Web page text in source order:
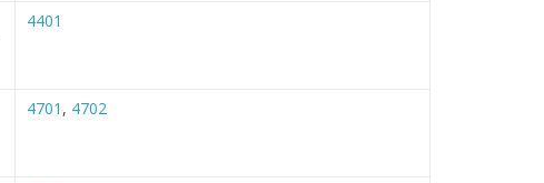
4401
4701 , 4702